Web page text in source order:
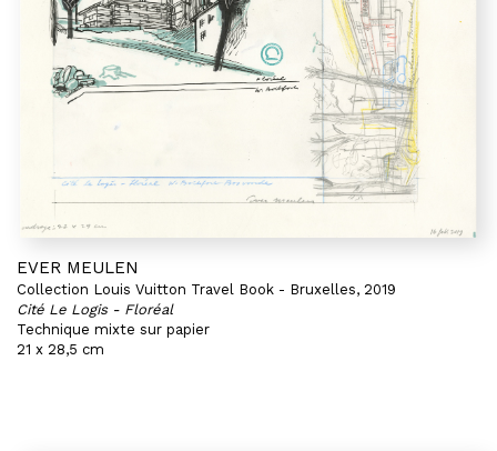
EVER MEULEN
Collection Louis Vuitton Travel Book - Bruxelles, 2019
Cité Le Logis - Floréal
Technique mixte sur papier
21 x 28,5 cm